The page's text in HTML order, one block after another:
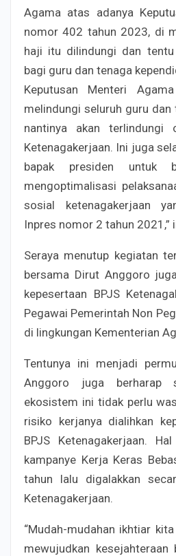
Agama atas adanya
nomor 402 tahun 2023, di
haji itu dilindungi dan
bagi guru dan tenaga
Keputusan Menteri
melindungi seluruh guru dan
nantinya akan terlindungi
Ketenagakerjaan. Ini juga
bapak presiden untuk
mengoptimalisasi
sosial ketenagakerjaan
Inpres nomor 2 tahun 2021,”
Seraya menutup kegiatan
bersama Dirut Anggoro
kepesertaan BPJS
Pegawai Pemerintah Non
di lingkungan Kementerian
Tentunya ini menjadi
Anggoro juga berharap
ekosistem ini tidak perlu
risiko kerjanya dialihkan
BPJS Ketenagakerjaan.
kampanye Kerja Keras
tahun lalu digalakkan
Ketenagakerjaan.
“Mudah-mudahan ikhtiar
mewujudkan kesejahteraan